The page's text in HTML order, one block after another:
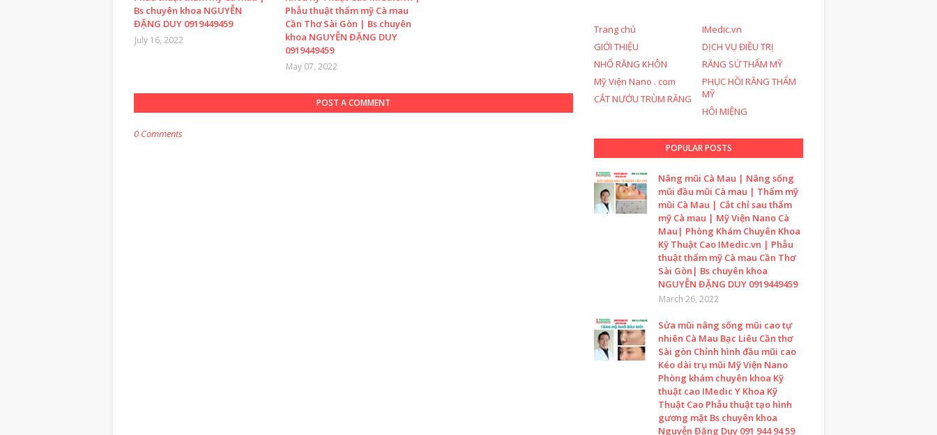
Bs chuyên khoa NGUYỄN
ĐẶNG DUY 0919449459
July 16, 2022
Phẫu thuật thẩm mỹ Cà mau
Cần Thơ Sài Gòn | Bs chuyên
khoa NGUYỄN ĐẶNG DUY
0919449459
May 07, 2022
POST A COMMENT
0 Comments
Trang chủ
IMedic.vn
GIỚI THIỆU
DỊCH VỤ ĐIỀU TRỊ
NHỔ RĂNG KHÔN
RĂNG SỨ THẨM MỸ
Mỹ Viện Nano . com
PHỤC HỒI RĂNG THẨM
MỸ
CẮT NƯỚU TRÙM RĂNG
HÔI MIỆNG
POPULAR POSTS
Nâng mũi Cà Mau | Nâng sống
mũi đầu mũi Cà mau | Thẩm mỹ
mũi Cà Mau | Cắt chỉ sau thẩm
mỹ Cà mau | Mỹ Viện Nano Cà
Mau| Phòng Khám Chuyên Khoa
Kỹ Thuật Cao IMedic.vn | Phẫu
thuật thẩm mỹ Cà mau Cần Thơ
Sài Gòn| Bs chuyên khoa
NGUYỄN ĐẶNG DUY 0919449459
March 26, 2022
Sửa mũi nâng sống mũi cao tự
nhiên Cà Mau Bạc Liêu Cần thơ
Sài gòn Chỉnh hình đầu mũi cao
Kéo dài trụ mũi Mỹ Viện Nano
Phòng khám chuyên khoa Kỹ
thuật cao IMedic Y Khoa Kỹ
Thuật Cao Phẫu thuật tạo hình
gương mặt Bs chuyên khoa
Nguyễn Đặng Duy 091 944 94 59